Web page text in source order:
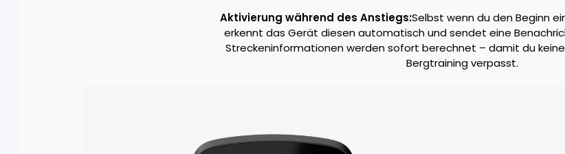
Aktivierung während des Anstiegs:Selbst wenn du den Beginn
erkennt das Gerät diesen automatisch und sendet eine
Streckeninformationen werden sofort berechnet – damit du
Bergtraining verpasst.